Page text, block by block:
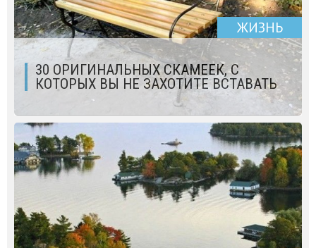
ЖИЗНЬ
30 ОРИГИНАЛЬНЫХ СКАМЕЕК, С
КОТОРЫХ ВЫ НЕ ЗАХОТИТЕ ВСТАВАТЬ